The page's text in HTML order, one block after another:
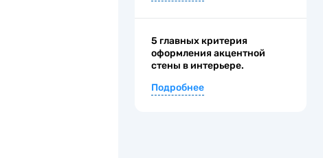
5 главных критерия
оформления акцентной
стены в интерьере.
Подробнее